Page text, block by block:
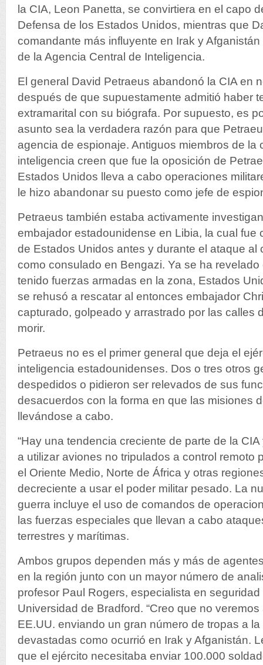
la CIA, Leon Panetta, se convirtiera en el capo
Defensa de los Estados Unidos, mientras que
comandante más influyente en Irak y
de la Agencia Central de Inteligencia.
El general David Petraeus abandonó la CIA en
después de que supuestamente admitió haber
extramarital con su biógrafa. Por supuesto, es
asunto sea la verdadera razón para que
agencia de espionaje. Antiguos miembros de la
inteligencia creen que fue la oposición de
Estados Unidos lleva a cabo operaciones
le hizo abandonar su puesto como jefe de
Petraeus también estaba activamente
embajador estadounidense en Libia, la cual fue
de Estados Unidos antes y durante el ataque al
como consulado en Bengazi. Ya se ha
tenido fuerzas armadas en la zona, Estados
se rehusó a rescatar al entonces embajador
capturado, golpeado y arrastrado por las calles
morir.
Petraeus no es el primer general que deja el
inteligencia estadounidenses. Dos o tres otros
despedidos o pidieron ser relevados de sus
desacuerdos con la forma en que las misiones
llevándose a cabo.
“Hay una tendencia creciente de parte de la
a utilizar aviones no tripulados a control remoto
el Oriente Medio, Norte de África y otras
decreciente a usar el poder militar pesado. La
guerra incluye el uso de comandos de
las fuerzas especiales que llevan a cabo
terrestres y marítimas.
Ambos grupos dependen más y más de
en la región junto con un mayor número de
profesor Paul Rogers, especialista en
Universidad de Bradford. “Creo que no
EE.UU. enviando un gran número de tropas a
devastadas como ocurrió en Irak y Afganistán.
que el ejército necesitaba enviar 100.000